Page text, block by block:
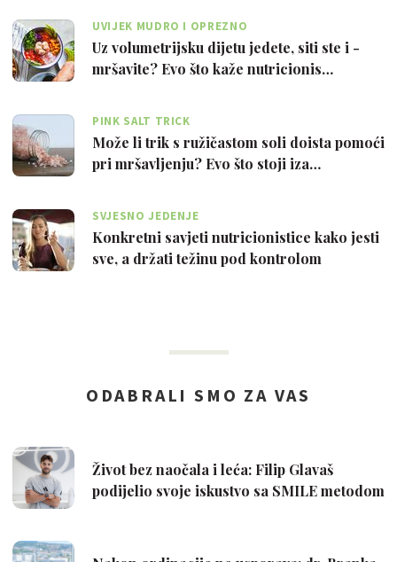
UVIJEK MUDRO I OPREZNO
Uz volumetrijsku dijetu jedete, siti ste i -
mršavite? Evo što kaže nutricionis…
PINK SALT TRICK
Može li trik s ružičastom soli doista pomoći
pri mršavljenju? Evo što stoji iza…
SVJESNO JEDENJE
Konkretni savjeti nutricionistice kako jesti
sve, a držati težinu pod kontrolom